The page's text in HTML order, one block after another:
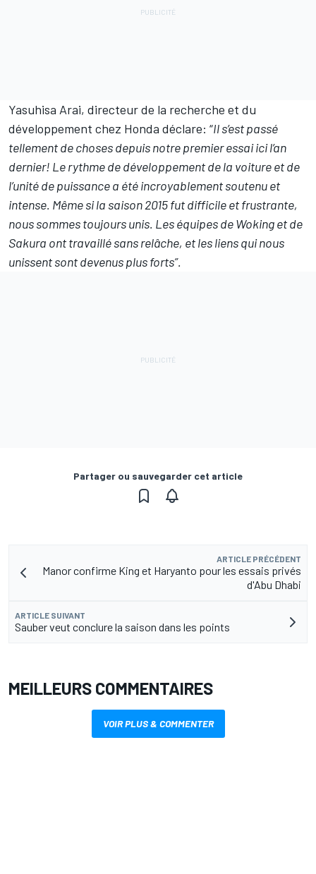
Yasuhisa Arai, directeur de la recherche et du
développement chez Honda déclare: “Il s’est passé
tellement de choses depuis notre premier essai ici l’an
dernier! Le rythme de développement de la voiture et de
l’unité de puissance a été incroyablement soutenu et
intense. Même si la saison 2015 fut difficile et frustrante,
nous sommes toujours unis. Les équipes de Woking et de
Sakura ont travaillé sans relâche, et les liens qui nous
unissent sont devenus plus forts”.
Partager ou sauvegarder cet article
ARTICLE PRÉCÉDENT
Manor confirme King et Haryanto pour les essais privés
d'Abu Dhabi
ARTICLE SUIVANT
Sauber veut conclure la saison dans les points
MEILLEURS COMMENTAIRES
VOIR PLUS & COMMENTER